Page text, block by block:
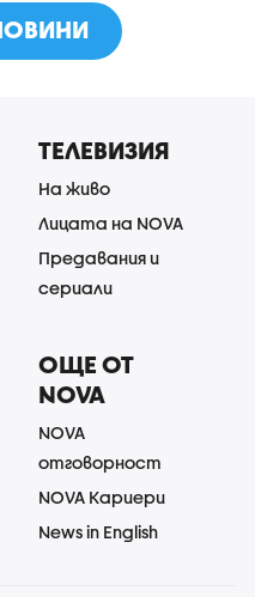
ТЕЛЕВИЗИЯ
На живо
Лицата на NOVA
Предавания и
сериали
ОЩЕ ОТ
NOVA
NOVA
отговорност
NOVA Кариери
News in English